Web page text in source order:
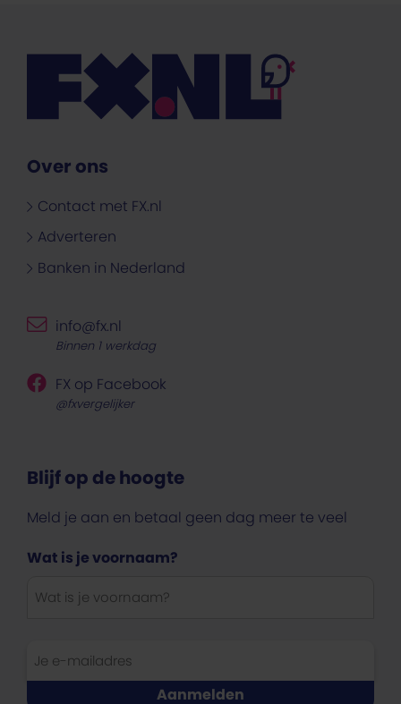
Over ons
Contact met FX.nl
Adverteren
Banken in Nederland
Blijf op de hoogte
Meld je aan en betaal geen dag meer te veel
Wat is je voornaam?
info@fx.nl
Binnen 1 werkdag
FX op Facebook
@fxvergelijker